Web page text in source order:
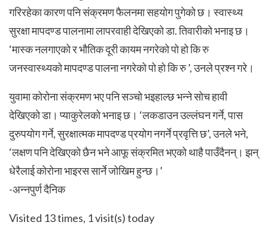
गरिरहेका कारण पनि संक्रमण फैलनमा सहयोग पुगेको छ। स्वास्थ्य
सुरक्षा मापदण्ड पालनामा लापरवाही देखिएको डा. तिवारीको भनाइ छ।
‘मास्क नलगाएको र भौतिक दूरी कायम नगरेको पो हो कि रु
जनस्वास्थ्यको मापदण्ड पालना नगरेको पो हो कि रु ’, उनले प्रश्न गरे।
युवामा कोरोना संक्रमण भए पनि सञ्चो भइहाल्छ भन्ने सोच हावी
देखिएको डा। प्याकुरेलको भनाइ छ। ‘लकडाउन उल्लंघन गर्ने, पास
दुरुपयोग गर्ने, सुरक्षात्मक मापदण्ड प्रयोग नगर्ने प्रवृत्ति छ’, उनले भने,
‘लक्षण पनि देखिएको छैन भने आफू संक्रमित भएको थाहै पाउँदैनन्। झन्
धेरैलाई कोरोना भाइरस सार्ने जोखिम हुन्छ।’
-अन्नपुर्ण दैनिक
Visited 13 times, 1 visit(s) today